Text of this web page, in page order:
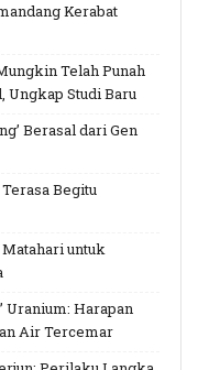
Kerabat
Telah Punah
Ungkap Studi Baru
Berasal dari Gen
Begitu
untuk
Uranium: Harapan
Air Tercemar